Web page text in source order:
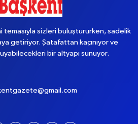
sizleri buluştururken, sadelik
getiriyor. Şatafattan kaçınıyor ve
bir altyapı sunuyor.